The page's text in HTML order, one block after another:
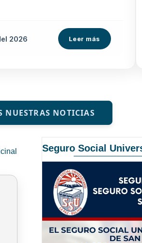
2026 Leer más
NUESTRAS NOTICIAS
Seguro Social